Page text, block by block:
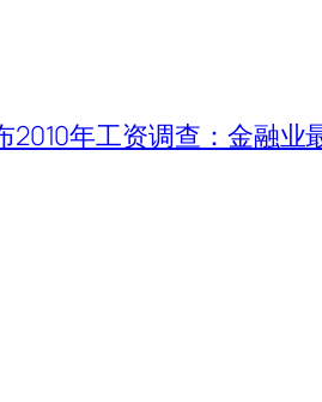
2010年工资调查：金融业